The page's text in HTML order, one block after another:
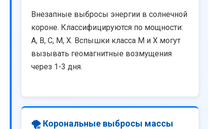
Внезапные выбросы энергии в солнечной
короне. Классифицируются по мощности:
A, B, C, M, X. Вспышки класса M и X могут
вызывать геомагнитные возмущения
через 1-3 дня.
🌪️ Корональные выбросы массы